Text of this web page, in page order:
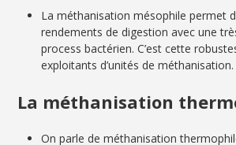
La méthanisation mésophile permet
rendements de digestion avec une
process bactérien. C’est cette
exploitants d’unités de méthanisation.
La méthanisation
On parle de méthanisation